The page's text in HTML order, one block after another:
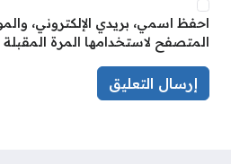
احفظ اسمي، بريدي الإلكتروني،
المتصفح لاستخدامها المرة